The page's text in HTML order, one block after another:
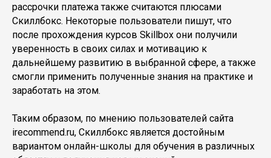
рассрочки платежа также считаются плюсами
Скиллбокс. Некоторые пользователи пишут, что
после прохождения курсов Skillbox они получили
уверенность в своих силах и мотивацию к
дальнейшему развитию в выбранной сфере, а также
смогли применить полученные знания на практике и
заработать на этом.
Таким образом, по мнению пользователей сайта
irecommend.ru, Скиллбокс является достойным
вариантом онлайн-школы для обучения в различных